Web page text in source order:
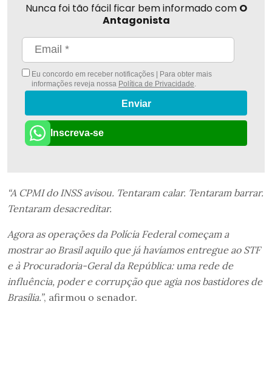
Nunca foi tão fácil ficar bem informado com O
Antagonista
Eu concordo em receber notificações | Para obter mais
informações reveja nossa Política de Privacidade
Enviar
Inscreva-se
“A CPMI do INSS avisou. Tentaram calar. Tentaram barrar.
Tentaram desacreditar.
Agora as operações da Polícia Federal começam a
mostrar ao Brasil aquilo que já havíamos entregue ao STF
e à Procuradoria-Geral da República: uma rede de
influência, poder e corrupção que agia nos bastidores de
Brasília.”, afirmou o senador.